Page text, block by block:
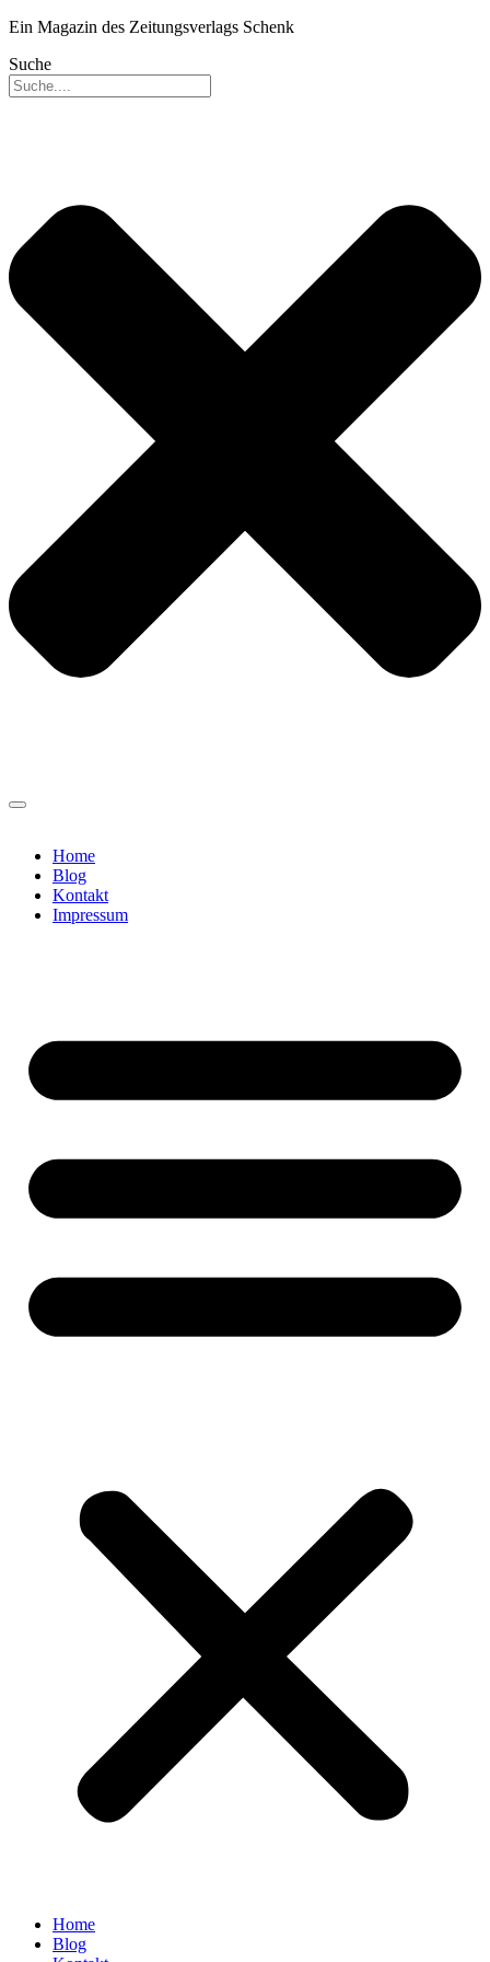
Ein Magazin des Zeitungsverlags Schenk
Suche
Home
Blog
Kontakt
Impressum
Home
Blog